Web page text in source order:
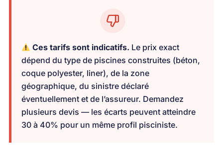
Ces tarifs sont indicatifs. Le prix exact
dépend du type de piscines construites (béton,
coque polyester, liner), de la zone
géographique, du sinistre déclaré
éventuellement et de l’assureur. Demandez
plusieurs devis — les écarts peuvent atteindre
30 à 40% pour un même profil pisciniste.